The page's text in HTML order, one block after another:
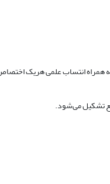
همراه انتساب علمی هریک
تشکیل می‌شود.